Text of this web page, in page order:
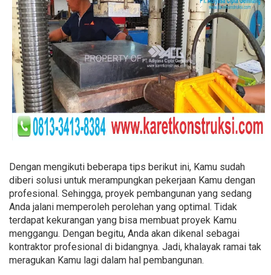
Dengan mengikuti beberapa tips berikut ini, Kamu sudah
diberi solusi untuk merampungkan pekerjaan Kamu dengan
profesional. Sehingga, proyek pembangunan yang sedang
Anda jalani memperoleh perolehan yang optimal. Tidak
terdapat kekurangan yang bisa membuat proyek Kamu
menggangu. Dengan begitu, Anda akan dikenal sebagai
kontraktor profesional di bidangnya. Jadi, khalayak ramai tak
meragukan Kamu lagi dalam hal pembangunan.